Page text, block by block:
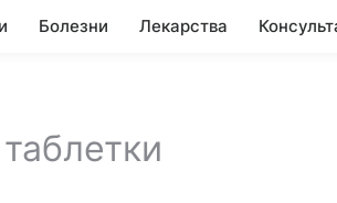
Болезни Лекарства
таблетки